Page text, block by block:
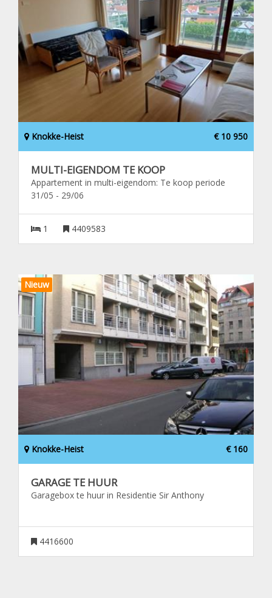
Knokke-Heist € 10 950
MULTI-EIGENDOM TE KOOP
Appartement in multi-eigendom: Te koop periode
31/05 - 29/06
1 4409583
Nieuw
Knokke-Heist € 160
GARAGE TE HUUR
Garagebox te huur in Residentie Sir Anthony
4416600